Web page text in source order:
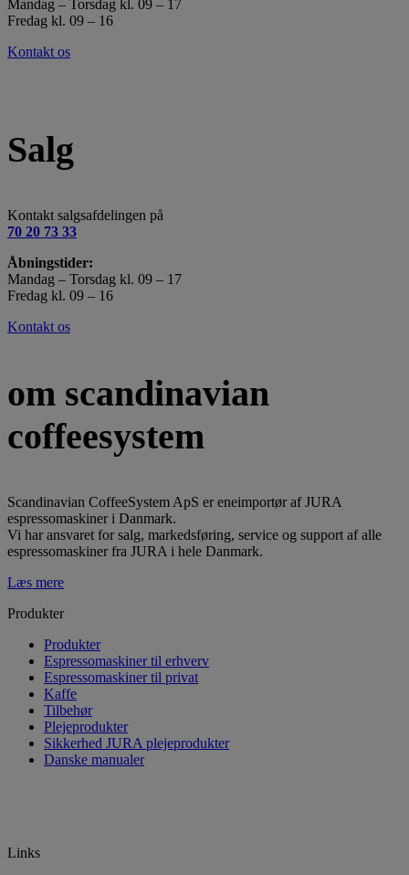
Mandag – Torsdag kl. 09 – 17
Fredag kl. 09 – 16
Kontakt os
Salg
Kontakt salgsafdelingen på
70 20 73 33
Åbningstider:
Mandag – Torsdag kl. 09 – 17
Fredag kl. 09 – 16
Kontakt os
om scandinavian
coffeesystem
Scandinavian CoffeeSystem ApS er eneimportør af JURA
espressomaskiner i Danmark.
Vi har ansvaret for salg, markedsføring, service og support af alle
espressomaskiner fra JURA i hele Danmark.
Læs mere
Produkter
Produkter
Espressomaskiner til erhverv
Espressomaskiner til privat
Kaffe
Tilbehør
Plejeprodukter
Sikkerhed JURA plejeprodukter
Danske manualer
Links